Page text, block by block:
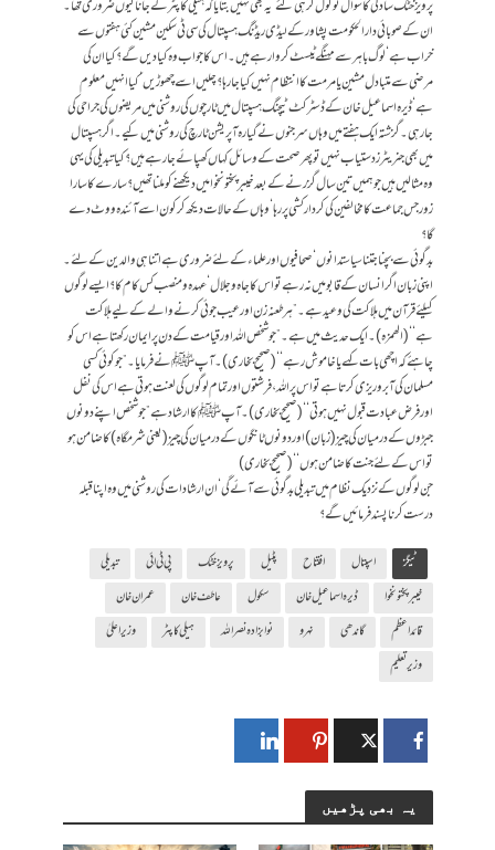
پرویز خٹک سادگی کا سوال تو گول کر ہی گئے‘یہ بھی نہیں بتایا کہ ہیلی کاپٹر لے جانا کیوں ضروری تھا۔
ان کے صوبائی دارالحکومت پشاور کے لیڈی ریڈنگ ہسپتال کی سی ٹی سکین مشین کئی ہفتوں سے
خراب ہے‘ لوگ باہر سے مہنگے ٹیسٹ کروا رہے ہیں۔ اس کا جواب وہ کیا دیں گے؟ کیا ان کی
مرضی سے متبادل مشین یا مرمت کا انتظام نہیں کیا جا رہا؟ چلیں اسے چھوڑیں‘ کیا انہیں معلوم
ہے‘ڈیرہ اسماعیل خان کے ڈسٹرکٹ ٹیچنگ ہسپتال میں ٹارچوں کی روشنی میں مریضوں کی جراحی کی
جا رہی۔ گزشتہ ایک ہفتے میں وہاں سرجنوں نے گیارہ آپریشن ٹارچ کی روشنی میں کیے۔ اگر ہسپتال
میں بھی جنریٹرز دستیاب نہیں تو پھر صحت کے وسائل کہاں کھپائے جا رہے ہیں؟ کیا تبدیلی کی یہی
وہ مثالیں ہیں جو ہمیں تین سال گزرنے کے بعد خیبرپختونخوا میں دیکھنے کو ملنا تھیں؟سارے کا سارا
زور جس جماعت کا مخالفین کی کردار کشی پر رہا‘ وہاں کے حالات دیکھ کر کون اسے آئندہ ووٹ دے
گا؟
بدگوئی سے بچنا جتنا سیاستدانوں‘ صحافیوں اور علماء کے لئے ضروری ہے اتنا ہی والدین کے لئے۔
اپنی زبان اگر انسان کے قابو میں نہ رہے تو اس کا جاہ و جلال‘ عہدہ و منصب کس کام کا؟ایسے لوگوں
کیلئے قرآن میں ہلاکت کی وعید ہے۔”ہر طعنہ زن اور عیب جوئی کرنے والے کے لیے ہلاکت
ہے‘‘(الھمزہ)۔ ایک حدیث میں ہے ۔”جو شخص اللہ اور قیامت کے دن پر ایمان رکھتا ہے اس کو
چاہئے کہ اچھی بات کہے یا خاموش رہے‘‘( صحیح بخاری)۔ آپﷺنے فرمایا۔”جو کوئی کسی
مسلمان کی آبروریزی کرتا ہے تو اس پر اللہ، فرشتوں اور تمام لوگوں کی لعنت ہوتی ہے اس کی نفل
اور فرض عبادت قبول نہیں ہوتی‘‘( صحیح بخاری) ۔آپ ﷺکا ارشاد ہے ”جو شخص اپنے دونوں
جبڑوں کے درمیان کی چیز (زبان) اور دونوں ٹانگوں کے درمیان کی چیز (یعنی شرمگاہ) کا ضامن ہو
تو اس کے لئے جنت کا ضامن ہوں‘‘(صحیح بخاری)
جن لوگوں کے نزدیک نظام میں تبدیلی بدگوئی سے آئے گی ‘ ان ارشادات کی روشنی میں وہ اپنا قبلہ
درست کرنا پسند فرمائیں گے؟
ٹیگز اسپتال افتتاح پٹیل پرویز خٹک پی ٹی ائی
تبدیلی
خیبر پختونخوا
ڈیرہ اسماعیل خان سکول عاطف خان
عمران خان
قائد اعظم
گاندھی نہرو نوابزادہ نصراللہ ہیلی کاپٹر
وزیر اعلیٰ
وزیر تعلیم
یہ بھی پڑھیں